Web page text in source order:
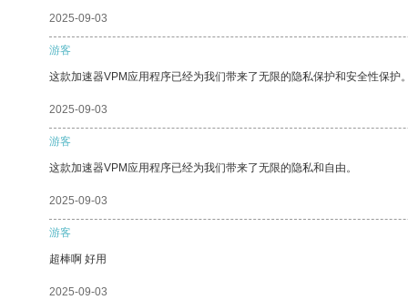
2025-09-03
游客
这款加速器VPM应用程序已经为我们带来了无限的隐私保护和安全性保护
2025-09-03
游客
这款加速器VPM应用程序已经为我们带来了无限的隐私和自由。
2025-09-03
游客
超棒啊 好用
2025-09-03